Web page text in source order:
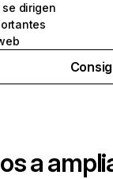
dirigen
a